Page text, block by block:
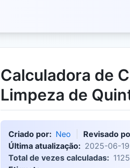
Calculadora de
Limpeza de
Criado por: Neo Revisado
Última atualização: 2025-06-
Total de vezes calculadas: 1125